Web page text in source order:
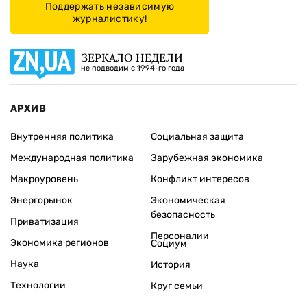
Поддержать независимую
журналистику!
ЗЕРКАЛО НЕДЕЛИ
не подводим с 1994-го года
АРХИВ
Внутренняя политика
Международная политика
Макроуровень
Энергорынок
Приватизация
Экономика регионов
Социальная защита
Зарубежная экономика
Конфликт интересов
Экономическая
безопасность
Персоналии
Наука
Технологии
Социум
История
Круг семьи